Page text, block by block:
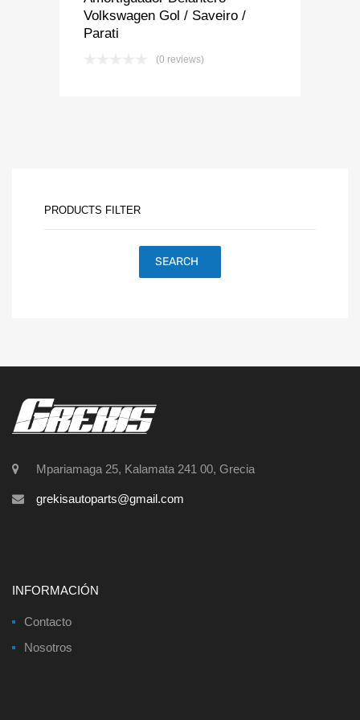
Volkswagen Gol / Saveiro /
Parati
(0 reviews)
PRODUCTS FILTER
SEARCH
Mpariamaga 25, Kalamata 241 00, Grecia
grekisautoparts@gmail.com
INFORMACIÓN
Contacto
Nosotros